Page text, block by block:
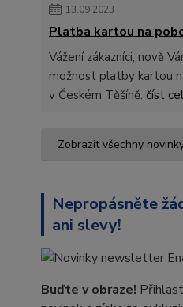
13.09.2023
Platba kartou na
Vážení zákazníci, nově
možnost platby kartou
v Českém Těšíně. číst
Zobrazit všechny
Nepropásněte
ani slevy!
Buďte v obraze!